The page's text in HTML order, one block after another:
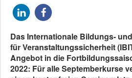
Das Internationale Bildungs-
für Veranstaltungssicherheit
Angebot in die
2022: Für alle Septemberkurse